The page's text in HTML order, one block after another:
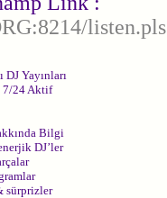
listen.pls
DJ Yayınları
7/24 Aktif
Bilgi
DJ’ler
sürprizler